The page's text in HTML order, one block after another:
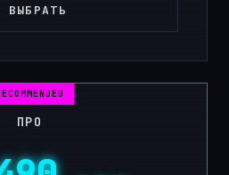
ВЫБРАТЬ
ПРО